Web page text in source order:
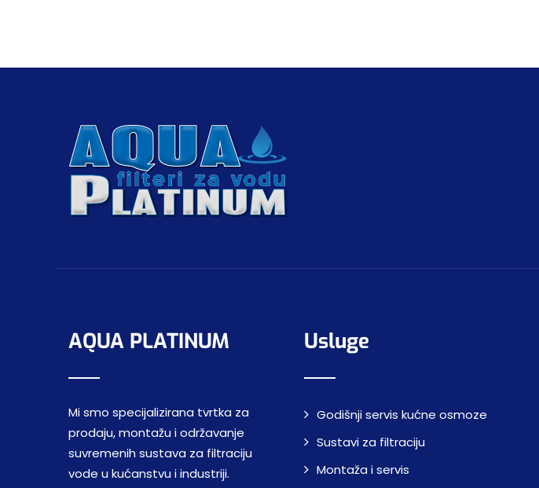
AQUA PLATINUM
Mi smo specijalizirana tvrtka za
prodaju, montažu i održavanje
suvremenih sustava za filtraciju
vode u kućanstvu i industriji.
Usluge
Godišnji servis kućne osmoze
Sustavi za filtraciju
Montaža i servis